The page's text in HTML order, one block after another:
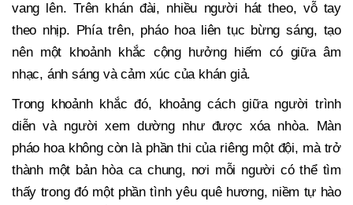
vang lên. Trên khán đài, nhiều người hát theo, vỗ tay
theo nhịp. Phía trên, pháo hoa liên tục bừng sáng, tạo
nên một khoảnh khắc cộng hưởng hiếm có giữa âm
nhạc, ánh sáng và cảm xúc của khán giả.
Trong khoảnh khắc đó, khoảng cách giữa người trình
diễn và người xem dường như được xóa nhòa. Màn
pháo hoa không còn là phần thi của riêng một đội, mà trở
thành một bản hòa ca chung, nơi mỗi người có thể tìm
thấy trong đó một phần tình yêu quê hương, niềm tự hào